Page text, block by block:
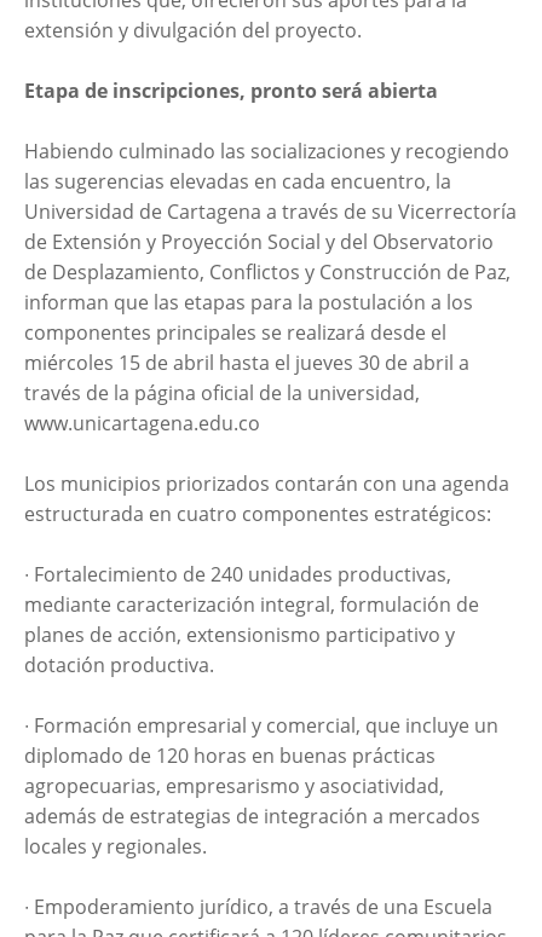
extensión y divulgación del proyecto.
Etapa de inscripciones, pronto será abierta
Habiendo culminado las socializaciones y recogiendo
las sugerencias elevadas en cada encuentro, la
Universidad de Cartagena a través de su Vicerrectoría
de Extensión y Proyección Social y del Observatorio
de Desplazamiento, Conflictos y Construcción de Paz,
informan que las etapas para la postulación a los
componentes principales se realizará desde el
miércoles 15 de abril hasta el jueves 30 de abril a
través de la página oficial de la universidad,
www.unicartagena.edu.co
Los municipios priorizados contarán con una agenda
estructurada en cuatro componentes estratégicos:
∙ Fortalecimiento de 240 unidades productivas,
mediante caracterización integral, formulación de
planes de acción, extensionismo participativo y
dotación productiva.
∙ Formación empresarial y comercial, que incluye un
diplomado de 120 horas en buenas prácticas
agropecuarias, empresarismo y asociatividad,
además de estrategias de integración a mercados
locales y regionales.
∙ Empoderamiento jurídico, a través de una Escuela